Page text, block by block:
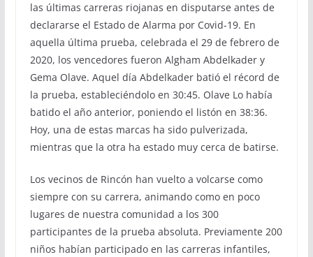
las últimas carreras riojanas en disputarse antes de
declararse el Estado de Alarma por Covid-19. En
aquella última prueba, celebrada el 29 de febrero de
2020, los vencedores fueron Algham Abdelkader y
Gema Olave. Aquel día Abdelkader batió el récord de
la prueba, estableciéndolo en 30:45. Olave Lo había
batido el año anterior, poniendo el listón en 38:36.
Hoy, una de estas marcas ha sido pulverizada,
mientras que la otra ha estado muy cerca de batirse.
Los vecinos de Rincón han vuelto a volcarse como
siempre con su carrera, animando como en poco
lugares de nuestra comunidad a los 300
participantes de la prueba absoluta. Previamente 200
niños habían participado en las carreras infantiles,